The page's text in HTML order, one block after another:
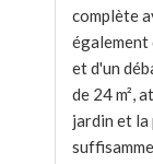
complète
également
et d'un
de 24 m²,
jardin et la